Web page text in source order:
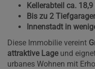
Kellerabteil ca. 18,9
Bis zu 2
Innenstadt in
Diese Immobilie vereint
attraktive Lageund
urbanes Wohnen mit